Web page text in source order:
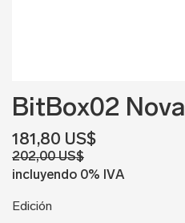
BitBox02 Nova
181,80 US$
202,00 US$
incluyendo 0% IVA
Edición